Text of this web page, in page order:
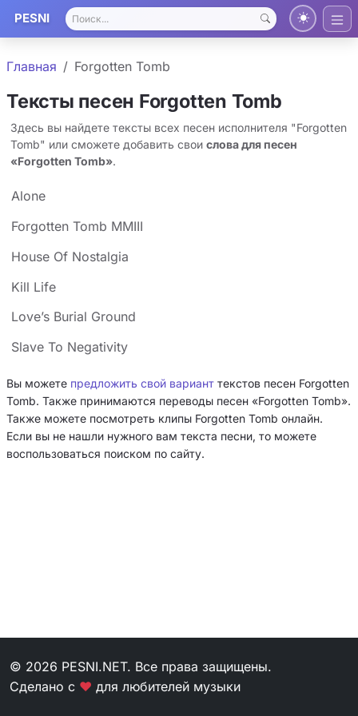
PESNI
Главная Forgotten Tomb
Тексты песен Forgotten Tomb
Здесь вы найдете тексты всех песен исполнителя "Forgotten
Tomb" или сможете добавить свои слова для песен
«Forgotten Tomb».
Alone
Forgotten Tomb MMIII
House Of Nostalgia
Kill Life
Love’s Burial Ground
Slave To Negativity
Вы можете предложить свой вариант текстов песен Forgotten
Tomb. Также принимаются переводы песен «Forgotten Tomb».
Также можете посмотреть клипы Forgotten Tomb онлайн.
Если вы не нашли нужного вам текста песни, то можете
воспользоваться поиском по сайту.
© 2026 PESNI.NET. Все права защищены.
Сделано с ❤ для любителей музыки